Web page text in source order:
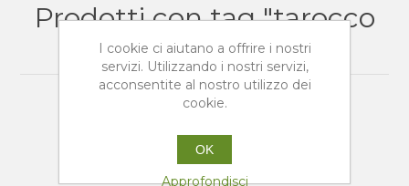
Prodotti con tag "tarocco
rosso"
I cookie ci aiutano a offrire i nostri
servizi. Utilizzando i nostri servizi,
acconsentite al nostro utilizzo dei
cookie.
OK
Approfondisci